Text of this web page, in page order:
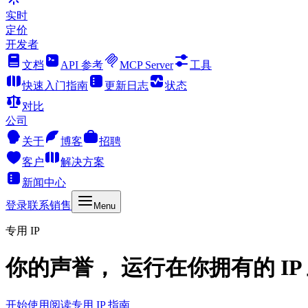
实时
定价
开发者
文档
API 参考 MCP Server
工具
快速入门指南
更新日志
状态
对比
公司
关于
博客
招聘
客户
解决方案
新闻中心
登录联系销售 Menu
专用 IP
你的声誉， 运行在你拥有的 IP
开始使用 阅读专用 IP 指南